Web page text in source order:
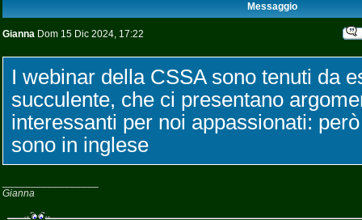
Messaggio
Gianna Dom 15 Dic 2024, 17:22
I webinar della CSSA sono tenuti da
succulente, che ci presentano
interessanti per noi appassionati:
sono in inglese
Gianna